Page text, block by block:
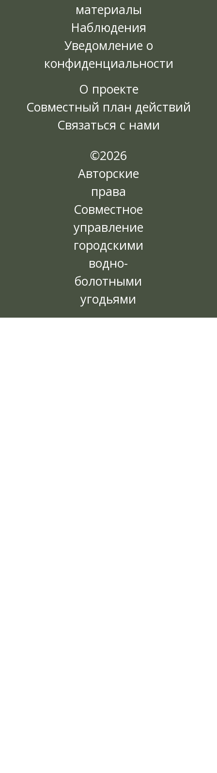
материалы
Наблюдения
Уведомление о
конфиденциальности
О проекте
Совместный план действий
Связаться с нами
©2026
Авторские
права
Совместное
управление
городскими
водно-
болотными
угодьями